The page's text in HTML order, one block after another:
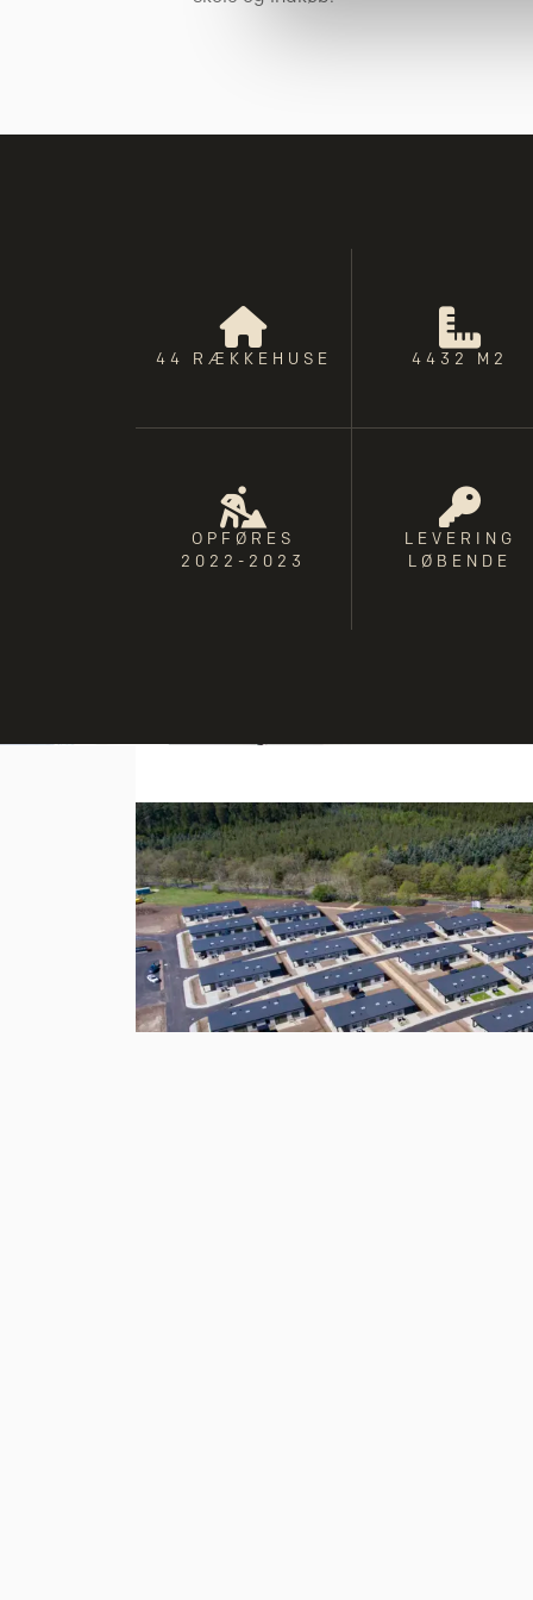
Vi bruger cookies til at
vores trafik. Vi deler også
annonceringspartnere og
44 RÆKKEHUSE 4432 M2
OPFØRES
2022-2023
LEVERING
LØBENDE